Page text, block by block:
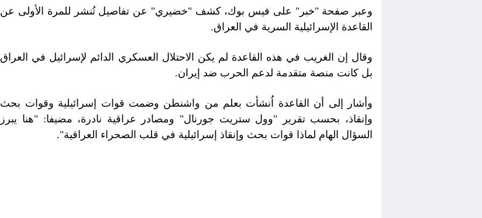
وعبر صفحة "خبر" على فيس بوك، كشف "خضيري" عن تفاصيل تُنشر للمرة الأولى عن
القاعدة الإسرائيلية السرية في العراق.
وقال إن الغريب في هذه القاعدة لم يكن الاحتلال العسكري الدائم لإسرائيل في العراق
بل كانت منصة متقدمة لدعم الحرب ضد إيران.
وأشار إلى أن القاعدة اُنشأت بعلم من واشنطن وضمت قوات إسرائيلية وقوات بحث
وإنقاذ، بحسب تقرير "وول ستريت جورنال" ومصادر عراقية نادرة، مضيفا: "هنا يبرز
السؤال الهام لماذا قوات بحث وإنقاذ إسرائيلية في قلب الصحراء العراقية".